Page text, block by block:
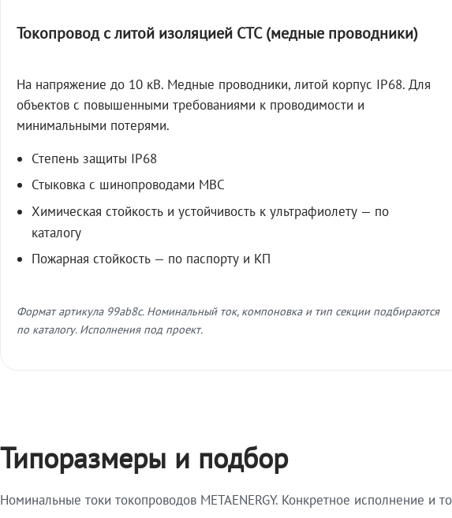
Токопровод с литой изоляцией СТС (медные проводники)
На напряжение до 10 кВ. Медные проводники, литой корпус IP68. Для
объектов с повышенными требованиями к проводимости и
минимальными потерями.
Степень защиты IP68
Стыковка с шинопроводами МВС
Химическая стойкость и устойчивость к ультрафиолету — по
каталогу
Пожарная стойкость — по паспорту и КП
Формат артикула 99ab8c. Номинальный ток, компоновка и тип секции подбираются
по каталогу. Исполнения под проект.
Типоразмеры и подбор
Номинальные токи токопроводов METAENERGY. Конкретное исполнение и